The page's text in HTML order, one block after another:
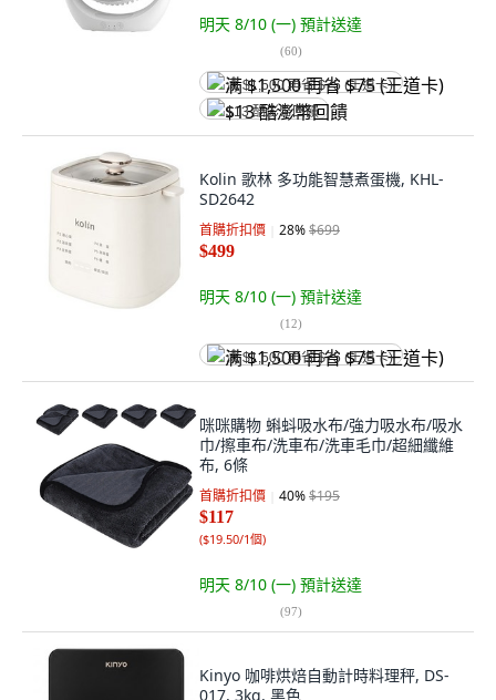
明天 8/10 (一) 預計送達
(60)
满 $1,500 再省 $75 (王道卡)
$13 酷澎幣回饋
Kolin 歌林 多功能智慧煮蛋機, KHL-
SD2642
首購折扣價 28%$699
$499
明天 8/10 (一) 預計送達
(12)
满 $1,500 再省 $75 (王道卡)
咪咪購物 蝌蚪吸水布/強力吸水布/吸水
巾/擦車布/洗車布/洗車毛巾/超細纖維
布, 6條
首購折扣價 40%$195
$117
($19.50/1個)
明天 8/10 (一) 預計送達
(97)
Kinyo 咖啡烘焙自動計時料理秤, DS-
017, 3kg, 黑色